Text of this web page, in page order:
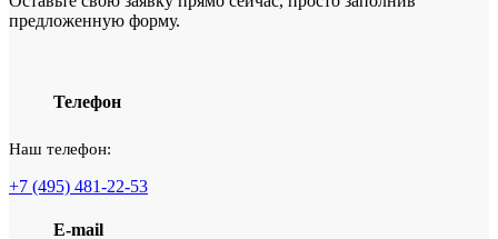
предложенную форму.
Телефон
Наш телефон:
+7 (495) 481-22-53
E-mail